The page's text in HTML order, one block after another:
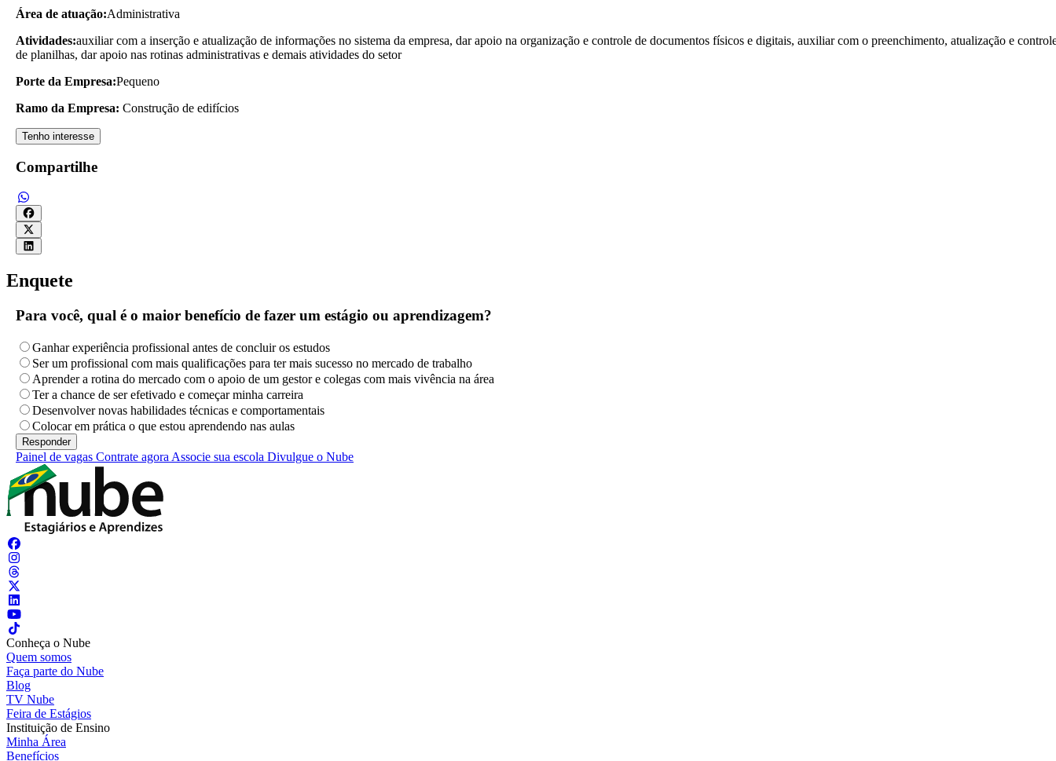
Área de atuação:Administrativa
Atividades:auxiliar com a inserção e atualização de informações no sistema da empresa, dar apoio na organização e controle de documentos físicos e digitais, auxiliar com o preenchimento, atualização e
de planilhas, dar apoio nas rotinas administrativas e demais atividades do setor
Porte da Empresa:Pequeno
Ramo da Empresa: Construção de edifícios
Tenho interesse
Compartilhe
Enquete
Para você, qual é o maior benefício de fazer um estágio ou aprendizagem?
Ganhar experiência profissional antes de concluir os estudos
Ser um profissional com mais qualificações para ter mais sucesso no mercado de trabalho
Aprender a rotina do mercado com o apoio de um gestor e colegas com mais vivência na área
Ter a chance de ser efetivado e começar minha carreira
Desenvolver novas habilidades técnicas e comportamentais
Colocar em prática o que estou aprendendo nas aulas
Painel de vagas Contrate agora Associe sua escola Divulgue o Nube
Conheça o Nube
Quem somos
Faça parte do Nube
Blog
TV Nube
Feira de Estágios
Instituição de Ensino
Minha Área
Benefícios